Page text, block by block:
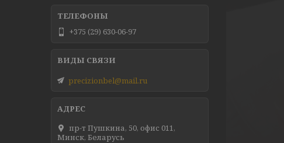
+375 (29) 630-06-97
precizionbel@mail.ru
пр-т Пушкина, 50, офис 011,
Минск, Беларусь